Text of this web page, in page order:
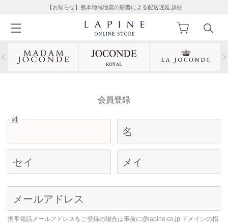
【お知らせ】熊本地域地震の影響による配送遅延 詳細
会員登録
姓
名
セイ メイ
Begin typing for results.
メールアドレス
携帯電話メールアドレスをご登録の場合は事前に@lapine.co.jp ドメインの指